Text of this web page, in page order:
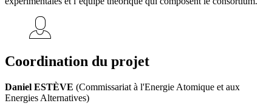
Coordination du projet
Daniel ESTÈVE (Commissariat à l'Energie Atomique et aux
Energies Alternatives)